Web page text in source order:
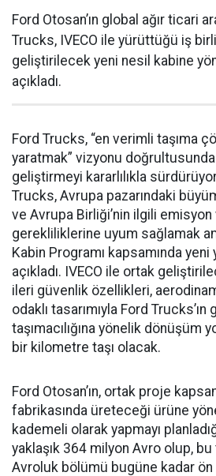
Ford Otosan’ın global ağır ticari
Trucks, IVECO ile yürüttüğü iş
geliştirilecek yeni nesil kabine
açıkladı.
Ford Trucks, “en verimli taşıma
yaratmak” vizyonu
geliştirmeyi kararlılıkla
Trucks, Avrupa pazarındaki
ve Avrupa Birliği’nin ilgili
gerekliliklerine uyum sağlamak
Kabin Programı kapsamında yeni
açıkladı. IVECO ile ortak
ileri güvenlik özellikleri,
odaklı tasarımıyla Ford
taşımacılığına yönelik dönüşüm
bir kilometre taşı olacak.
Ford Otosan’ın, ortak proje
fabrikasında üreteceği ürüne
kademeli olarak yapmayı
yaklaşık 364 milyon Avro olup,
Avroluk bölümü bugüne kadar